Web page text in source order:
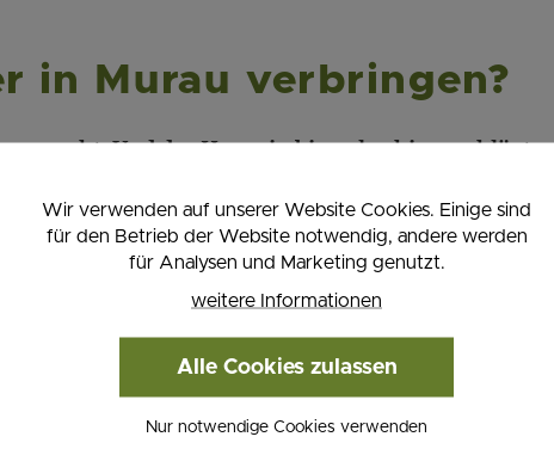
in Murau verbringen?
vergeht. Und das Herz ein bisserl ruhiger schlägt.
hektischen Apres-Ski. Murau ist für jene
Wälder, ein Atemzug voller klarer
Pisten am Kreischberg oder im Lachtal.Langläufer
Weirerteich oder auf der Frauenalpe. Wer es
Tasse Tee in Lercher’s Wirtshaus auf.
Wir verwenden auf unserer Website Cookies. Einige sind
für den Betrieb der Website notwendig, andere werden
für Analysen und Marketing genutzt.
weitere Informationen
Alle Cookies zulassen
Nur notwendige Cookies verwenden